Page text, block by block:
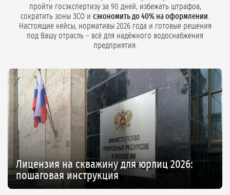
пройти госэкспертизу за 90 дней, избежать штрафов,
сократить зоны ЗСО и сэкономить до 40% на оформлении
Настоящие кейсы, нормативы 2026 года и готовые решения
под Вашу отрасль – всё для надёжного водоснабжения
предприятия.
Лицензия на скважину для юрлиц 2026:
пошаговая инструкция